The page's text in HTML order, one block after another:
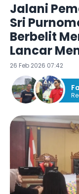
Jalani
Sri
Berbelit
Lancar
26 Feb 2026 07:42